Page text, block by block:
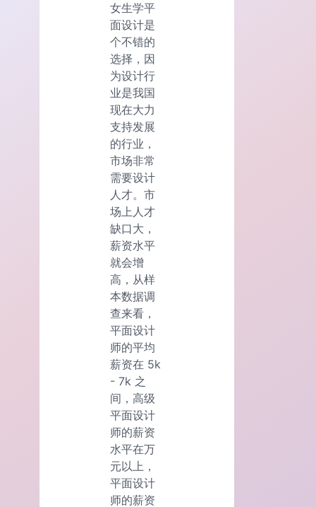
女生学平
面设计是
个不错的
选择，因
为设计行
业是我国
现在大力
支持发展
的行业，
市场非常
需要设计
人才。市
场上人才
缺口大，
薪资水平
就会增
高，从样
本数据调
查来看，
平面设计
师的平均
薪资在 5k
- 7k 之
间，高级
平面设计
师的薪资
水平在万
元以上，
平面设计
师的薪资